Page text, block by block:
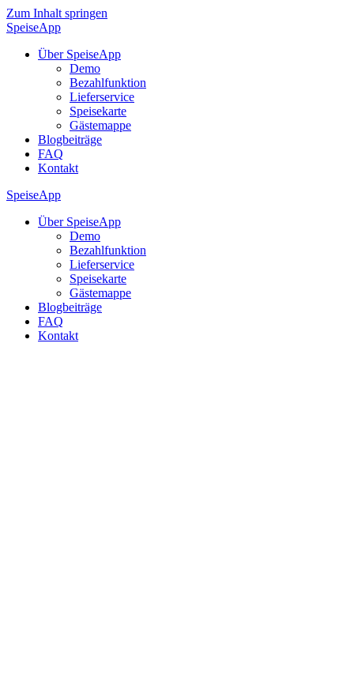
Zum Inhalt springen
SpeiseApp
Über SpeiseApp
Demo
Bezahlfunktion
Lieferservice
Speisekarte
Gästemappe
Blogbeiträge
FAQ
Kontakt
SpeiseApp
Über SpeiseApp
Demo
Bezahlfunktion
Lieferservice
Speisekarte
Gästemappe
Blogbeiträge
FAQ
Kontakt